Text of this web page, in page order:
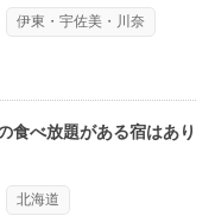
伊東・宇佐美・川奈
食べ放題がある宿はあり
北海道